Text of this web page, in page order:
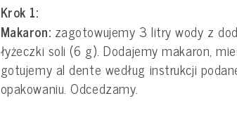
Krok 1:
Makaron: zagotowujemy 3 litry wody z
łyżeczki soli (6 g). Dodajemy makaron,
gotujemy al dente według instrukcji
opakowaniu. Odcedzamy.